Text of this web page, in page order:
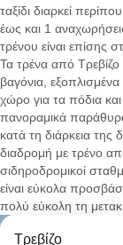
ταξίδι διαρκεί
έως και 1
τρένου είναι επίσης
Τα τρένα από
βαγόνια,
χώρο για τα πόδια
πανοραμικά παράθυρα
κατά τη διάρκεια της
διαδρομή με τρένο
σιδηροδρομικοί
είναι εύκολα
πολύ εύκολη τη
Τρεβίζο